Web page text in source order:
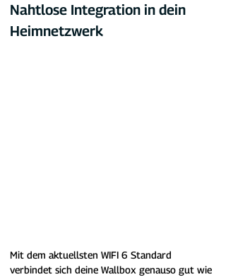
Nahtlose Integration in dein
Heimnetzwerk
Mit dem aktuellsten WIFI 6 Standard
verbindet sich deine Wallbox genauso gut wie